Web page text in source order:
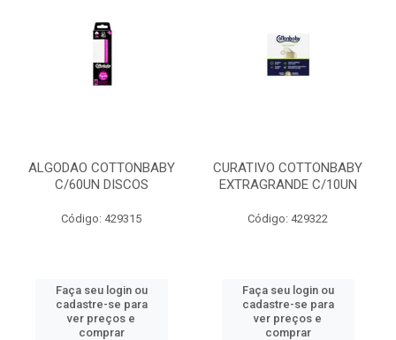
ALGODAO COTTONBABY
C/60UN DISCOS
Código: 429315
Faça seu login ou
cadastre-se para
ver preços e
comprar
CURATIVO COTTONBABY
EXTRAGRANDE C/10UN
Código: 429322
Faça seu login ou
cadastre-se para
ver preços e
comprar